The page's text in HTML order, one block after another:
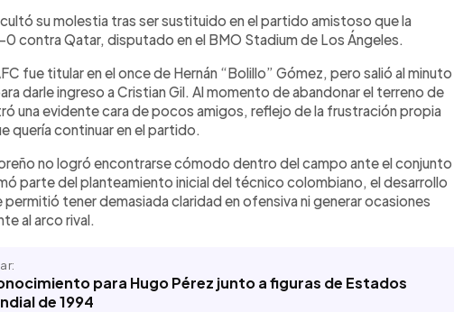
artículo
mostró su molestia tras ser sustituido al minuto 65 en el
la Selecta y Qatar, disputado en el BMO Stadium de Los
partido y fue reemplazado por Cristian Gil. Su reacción
de un jugador que busca mayor protagonismo y
con el gol, tanto en su club como en la selección. Aunque fue
del momento, Hernán “Bolillo” Gómez tendrá el reto de sacar
su molestia tras ser sustituido en el partido amistoso que la
contra Qatar, disputado en el BMO Stadium de Los Ángeles.
fue titular en el once de Hernán “Bolillo” Gómez, pero salió al minuto
darle ingreso a Cristian Gil. Al momento de abandonar el terreno de
una evidente cara de pocos amigos, reflejo de la frustración propia
quería continuar en el partido.
no logró encontrarse cómodo dentro del campo ante el conjunto
parte del planteamiento inicial del técnico colombiano, el desarrollo
permitió tener demasiada claridad en ofensiva ni generar ocasiones
al arco rival.
para Hugo Pérez junto a figuras de Estados
de 1994